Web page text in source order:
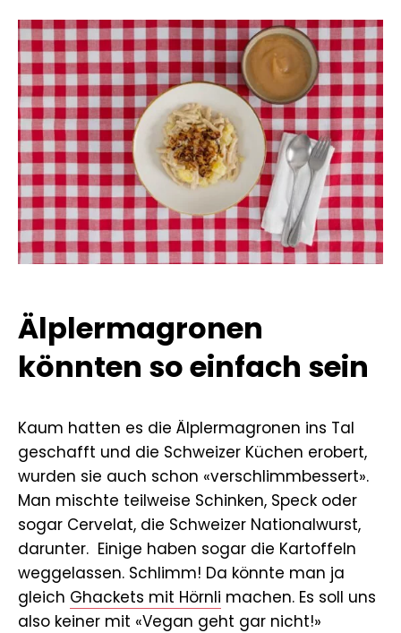
Älplermagronen
könnten so einfach sein
Kaum hatten es die Älplermagronen ins Tal
geschafft und die Schweizer Küchen erobert,
wurden sie auch schon «verschlimmbessert».
Man mischte teilweise Schinken, Speck oder
sogar Cervelat, die Schweizer Nationalwurst,
darunter. Einige haben sogar die Kartoffeln
weggelassen. Schlimm! Da könnte man ja
gleich Ghackets mit Hörnli machen. Es soll uns
also keiner mit «Vegan geht gar nicht!»